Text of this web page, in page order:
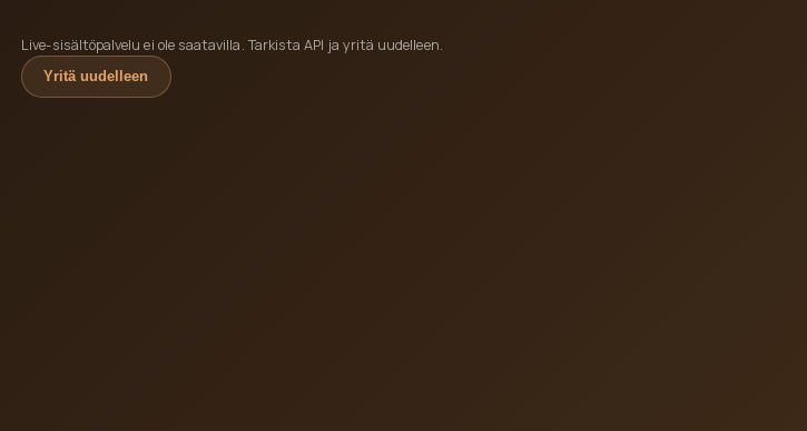
Live-sisältöpalvelu ei ole saatavilla. Tarkista API ja yritä uudelleen.
Yritä uudelleen